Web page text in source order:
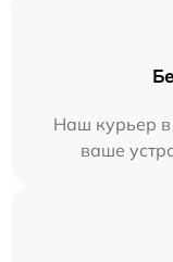
Наш курьер в
ваше